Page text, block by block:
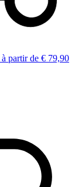
à partir de € 79,90